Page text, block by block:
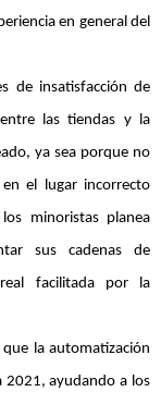
en general del
de insatisfacción de
las tiendas y la
ya sea porque no
el lugar incorrecto
minoristas planea
sus cadenas de
facilitada por la
la automatización
2021, ayudando a los